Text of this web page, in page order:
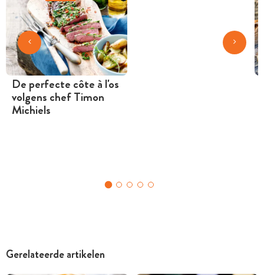
De perfecte côte à l'os
volgens chef Timon
Michiels
Gerelateerde artikelen